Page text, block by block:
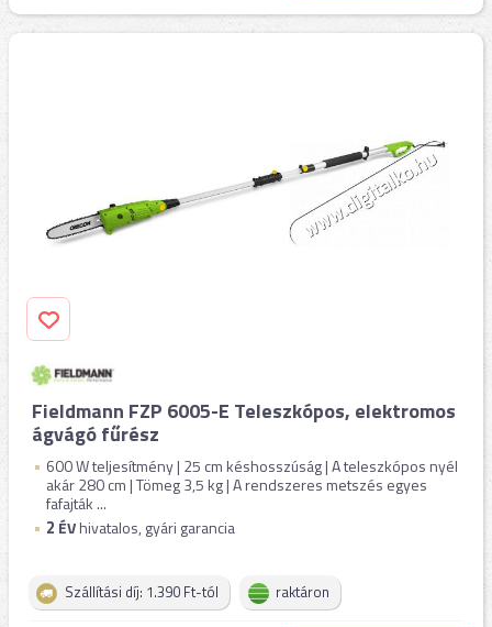
Fieldmann FZP 6005-E Teleszkópos, elektromos
ágvágó fűrész
600 W teljesítmény | 25 cm késhosszúság | A teleszkópos nyél
akár 280 cm | Tömeg 3,5 kg | A rendszeres metszés egyes
fafajták ...
2 ÉVhivatalos, gyári garancia
Szállítási díj: 1.390 Ft-tól raktáron